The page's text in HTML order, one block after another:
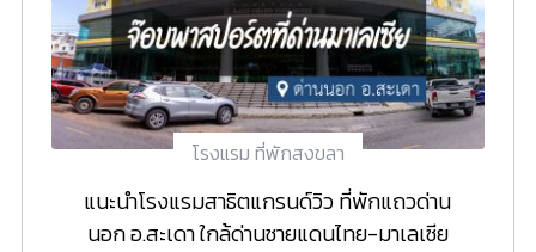
โรงแรม ที่พักสงขลา
แนะนำโรงแรมสาธิตแกรนด์วิว ที่พักแถวด่าน
นอก อ.สะเดา ใกล้ด่านชายแดนไทย-มาเลเซีย